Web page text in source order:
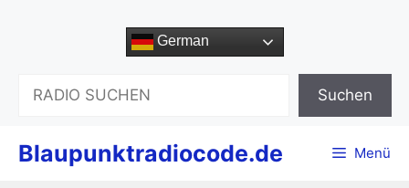
German
Suchen
Blaupunktradiocode.de Menü